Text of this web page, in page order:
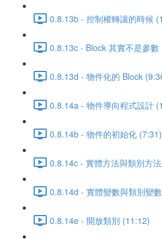
0.8.13b - 控制權轉讓的時候
0.8.13c - Block 其實不是參數
0.8.13d - 物件化的 Block
0.8.14a - 物件導向程式設計
0.8.14b - 物件的初始化 (7:31)
0.8.14c - 實體方法與類別方
0.8.14d - 實體變數與類別變
0.8.14e - 開放類別 (11:12)